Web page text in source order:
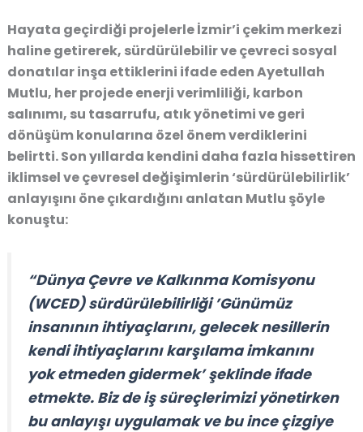
Hayata geçirdiği projelerle İzmir’i çekim merkezi
haline getirerek, sürdürülebilir ve çevreci sosyal
donatılar inşa ettiklerini ifade eden Ayetullah
Mutlu, her projede enerji verimliliği, karbon
salınımı, su tasarrufu, atık yönetimi ve geri
dönüşüm konularına özel önem verdiklerini
belirtti. Son yıllarda kendini daha fazla hissettiren
iklimsel ve çevresel değişimlerin ‘sürdürülebilirlik’
anlayışını öne çıkardığını anlatan Mutlu şöyle
konuştu:
“Dünya Çevre ve Kalkınma Komisyonu
(WCED) sürdürülebilirliği ’Günümüz
insanının ihtiyaçlarını, gelecek nesillerin
kendi ihtiyaçlarını karşılama imkanını
yok etmeden gidermek’ şeklinde ifade
etmekte. Biz de iş süreçlerimizi yönetirken
bu anlayışı uygulamak ve bu ince çizgiye